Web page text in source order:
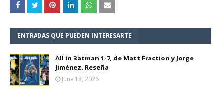
ENTRADAS QUE PUEDEN INTERESARTE
All in Batman 1-7, de Matt Fraction y Jorge
Jiménez. Reseña
June 13, 2026